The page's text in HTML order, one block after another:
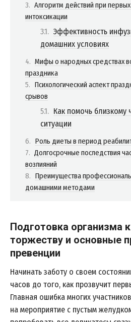
Алгоритм действий при
интоксикации
Эффективность
домашних условиях
Мифы о народных средствах
праздника
Психологический аспект
срывов
Как помочь близкому
ситуации
Роль диеты в период
Долгосрочные последствия
возлияний
Преимущества
домашними методами
Подготовка организма
торжеству и основные
превенции
Начинать заботу о своем
часов до того, как прозвучит
Главная ошибка многих
на мероприятие с пустым